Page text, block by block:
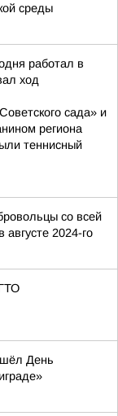
среды
работал в
ход
сада» и
региона
теннисный
со всей
августе 2024-го
День